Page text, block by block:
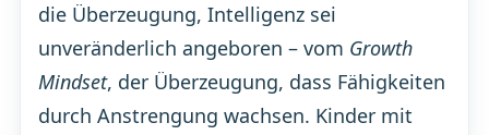
die Überzeugung, Intelligenz sei
unveränderlich angeboren – vom Growth
Mindset, der Überzeugung, dass Fähigkeiten
durch Anstrengung wachsen. Kinder mit